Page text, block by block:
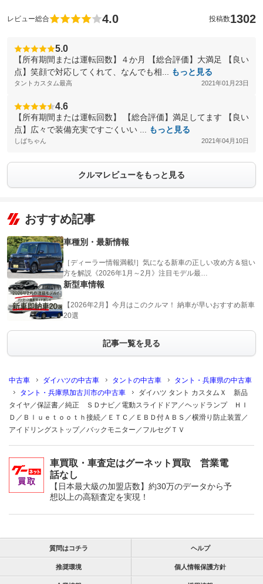
レビュー総合 4.0 投稿数1302
5.0
【所有期間または運転回数】４か月 【総合評価】大満足 【良い
点】笑顔で対応してくれて、なんでも相...
もっと見る
タントカスタム最高 2021年01月23日
4.6
【所有期間または運転回数】 【総合評価】満足してます 【良い
点】広々で装備充実ですごくいい ...
もっと見る
しばちゃん 2021年04月10日
クルマレビューをもっと見る
おすすめ記事
車種別・最新情報
［ディーラー情報満載!］気になる新車の正しい攻め方＆狙い
方を解説《2026年1月～2月》注目モデル最…
新型車情報
【2026年2月】今月はこのクルマ！ 納車が早いおすすめ新車
20選
記事一覧を見る
中古車 ダイハツの中古車 タントの中古車
タント・兵庫県の中古車
タント・兵庫県加古川市の中古車
ダイハツ タント カスタムＸ 新品
タイヤ／保証書／純正 ＳＤナビ／電動スライドドア／ヘッドランプ ＨＩ
Ｄ／Ｂｌｕｅｔｏｏｔｈ接続／ＥＴＣ／ＥＢＤ付ＡＢＳ／横滑り防止装置／
アイドリングストップ／バックモニター／フルセグＴＶ
車買取・車査定はグーネット買取 営業電
話なし
【日本最大級の加盟店数】約30万のデータから予
想以上の高額査定を実現！
質問はコチラ ヘルプ
推奨環境 個人情報保護方針